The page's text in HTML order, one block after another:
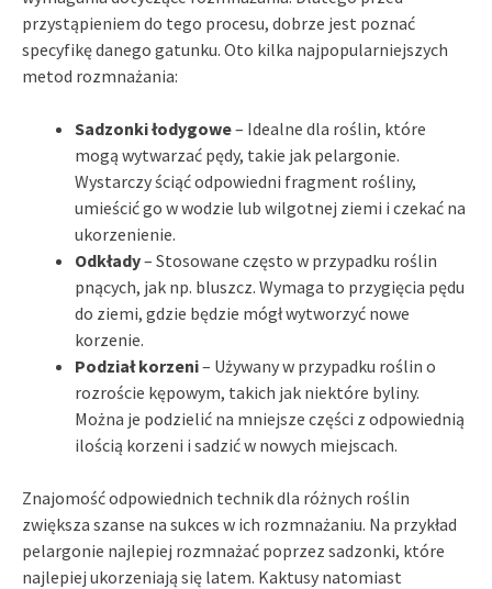
przystąpieniem do tego procesu, dobrze jest poznać
specyfikę danego gatunku. Oto kilka najpopularniejszych
metod rozmnażania:
Sadzonki łodygowe– Idealne dla roślin, które
mogą wytwarzać pędy, takie jak pelargonie.
Wystarczy ściąć odpowiedni fragment rośliny,
umieścić go w wodzie lub wilgotnej ziemi i czekać na
ukorzenienie.
Odkłady– Stosowane często w przypadku roślin
pnących, jak np. bluszcz. Wymaga to przygięcia pędu
do ziemi, gdzie będzie mógł wytworzyć nowe
korzenie.
Podział korzeni– Używany w przypadku roślin o
rozroście kępowym, takich jak niektóre byliny.
Można je podzielić na mniejsze części z odpowiednią
ilością korzeni i sadzić w nowych miejscach.
Znajomość odpowiednich technik dla różnych roślin
zwiększa szanse na sukces w ich rozmnażaniu. Na przykład
pelargonie najlepiej rozmnażać poprzez sadzonki, które
najlepiej ukorzeniają się latem. Kaktusy natomiast